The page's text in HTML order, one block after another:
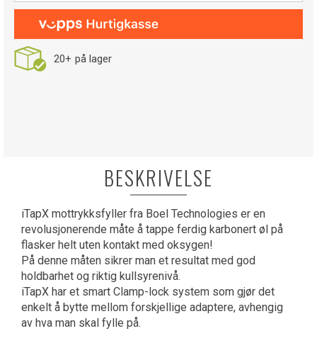
20+ på lager
BESKRIVELSE
iTapX mottrykksfyller fra Boel Technologies er en
revolusjonerende måte å tappe ferdig karbonert øl på
flasker helt uten kontakt med oksygen!
På denne måten sikrer man et resultat med god
holdbarhet og riktig kullsyrenivå.
iTapX har et smart Clamp-lock system som gjør det
enkelt å bytte mellom forskjellige adaptere, avhengig
av hva man skal fylle på.